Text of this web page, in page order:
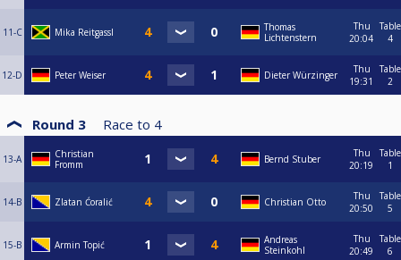
11-C Mika Reitgassl
Thomas
Lichtenstern
Thu
20:04
Table
4
12-D Peter Weiser Dieter Würzinger
Thu
19:31
Table
2
Round 3 Race to 4
13-A
Christian
Fromm
Bernd Stuber
Thu
20:19
Table
1
14-B Zlatan Ćoralić Christian Otto
Thu
20:50
Table
5
15-B Armin Topić
Andreas
Steinkohl
Thu
20:49
Table
6